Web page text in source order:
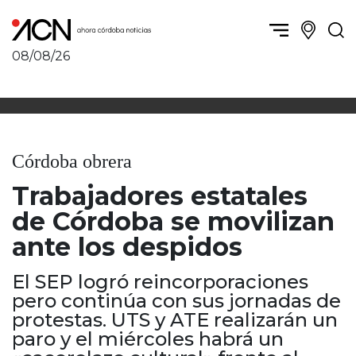
08/08/26
Política y Economía
Córdoba obrera
Córdoba, la Docta
Ambiente y sustentabilidad
Deportes
Córdoba diverse
Córdoba independiente
Internacionales
Humor
Córdoba, la ciudad
Villa María y zona
San Francisco y zona
Traslasierra
Punilla / Carlos Paz
Alta Gracia
Marcos Juárez
Río Primero
Valle de Calamuchita
Jesús María y norte
Córdoba obrera
Trabajadores estatales
de Córdoba se movilizan
ante los despidos
El SEP logró reincorporaciones
pero continúa con sus jornadas de
protestas. UTS y ATE realizarán un
paro y el miércoles habrá un